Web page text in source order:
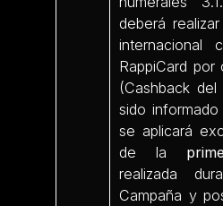
deberá
internacional
RappiCard por
(Cashback
sido
se aplicará
de la
realizada
Campaña y